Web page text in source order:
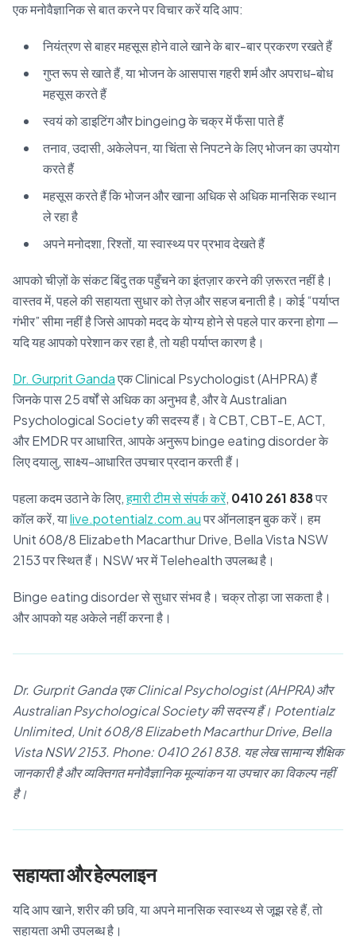
एक मनोवैज्ञानिक से बात करने पर विचार करें यदि आप:
नियंत्रण से बाहर महसूस होने वाले खाने के बार-बार प्रकरण रखते हैं
गुप्त रूप से खाते हैं, या भोजन के आसपास गहरी शर्म और अपराध-बोध
महसूस करते हैं
स्वयं को डाइटिंग और bingeing के चक्र में फँसा पाते हैं
तनाव, उदासी, अकेलेपन, या चिंता से निपटने के लिए भोजन का उपयोग
करते हैं
महसूस करते हैं कि भोजन और खाना अधिक से अधिक मानसिक स्थान
ले रहा है
अपने मनोदशा, रिश्तों, या स्वास्थ्य पर प्रभाव देखते हैं
आपको चीज़ों के संकट बिंदु तक पहुँचने का इंतज़ार करने की ज़रूरत नहीं है।
वास्तव में, पहले की सहायता सुधार को तेज़ और सहज बनाती है। कोई “पर्याप्त
गंभीर” सीमा नहीं है जिसे आपको मदद के योग्य होने से पहले पार करना होगा —
यदि यह आपको परेशान कर रहा है, तो यही पर्याप्त कारण है।
Dr. Gurprit Gandaएक Clinical Psychologist (AHPRA) हैं
जिनके पास 25 वर्षों से अधिक का अनुभव है, और वे Australian
Psychological Society की सदस्य हैं। वे CBT, CBT-E, ACT,
और EMDR पर आधारित, आपके अनुरूप binge eating disorder के
लिए दयालु, साक्ष्य-आधारित उपचार प्रदान करती हैं।
पहला कदम उठाने के लिए,हमारी टीम से संपर्क करें, 0410 261 838पर
कॉल करें, याlive.potentialz.com.auपर ऑनलाइन बुक करें। हम
Unit 608/8 Elizabeth Macarthur Drive, Bella Vista NSW
2153 पर स्थित हैं। NSW भर में Telehealth उपलब्ध है।
Binge eating disorder से सुधार संभव है। चक्र तोड़ा जा सकता है।
और आपको यह अकेले नहीं करना है।
Dr. Gurprit Ganda एक Clinical Psychologist (AHPRA) और
Australian Psychological Society की सदस्य हैं। Potentialz
Unlimited, Unit 608/8 Elizabeth Macarthur Drive, Bella
Vista NSW 2153. Phone: 0410 261 838. यह लेख सामान्य शैक्षिक
जानकारी है और व्यक्तिगत मनोवैज्ञानिक मूल्यांकन या उपचार का विकल्प नहीं
है।
सहायता और हेल्पलाइन
यदि आप खाने, शरीर की छवि, या अपने मानसिक स्वास्थ्य से जूझ रहे हैं, तो
सहायता अभी उपलब्ध है।